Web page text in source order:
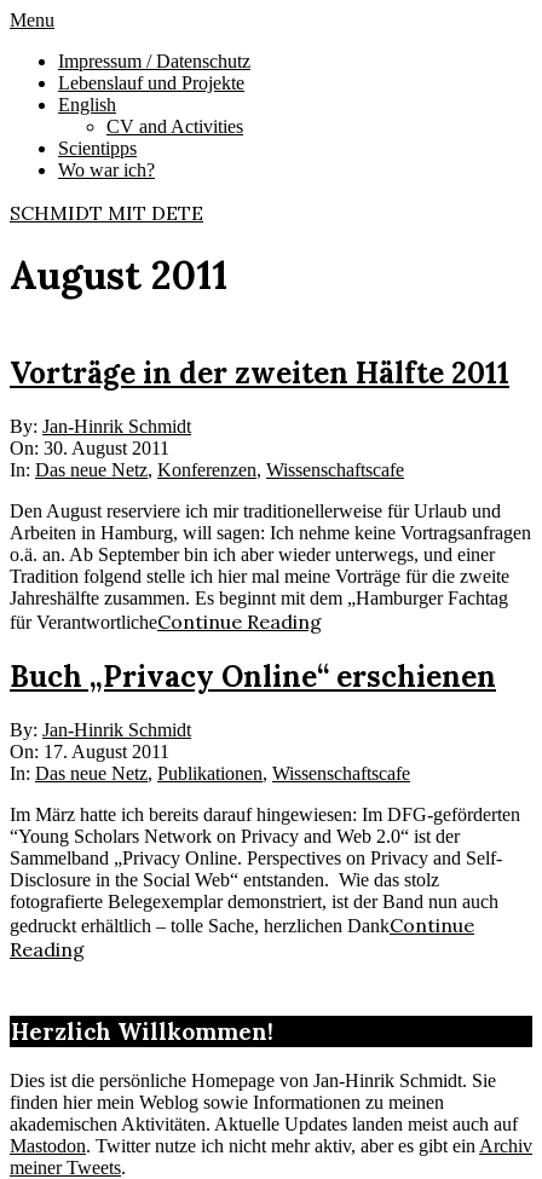
Skip
content
Primary
Menu
Menu
Impressum / Datenschutz
Lebenslauf und Projekte
English
CV and Activities
Scientipps
Wo war ich?
SCHMIDT MIT DETE
August 2011
Vorträge in der zweiten Hälfte 2011
2011-
08-
30
By: Jan-Hinrik Schmidt
On: 30. August 2011
In: Das neue Netz, Konferenzen, Wissenschaftscafe
Den August reserviere ich mir traditionellerweise für Urlaub und
Arbeiten in Hamburg, will sagen: Ich nehme keine Vortragsanfragen
o.ä. an. Ab September bin ich aber wieder unterwegs, und einer
Tradition folgend stelle ich hier mal meine Vorträge für die zweite
Jahreshälfte zusammen. Es beginnt mit dem „Hamburger Fachtag
für VerantwortlicheContinue Reading
Buch „Privacy Online“ erschienen
2011-
08-
17
By: Jan-Hinrik Schmidt
On: 17. August 2011
In: Das neue Netz, Publikationen, Wissenschaftscafe
Im März hatte ich bereits darauf hingewiesen: Im DFG-geförderten
“Young Scholars Network on Privacy and Web 2.0“ ist der
Sammelband „Privacy Online. Perspectives on Privacy and Self-
Disclosure in the Social Web“ entstanden. Wie das stolz
fotografierte Belegexemplar demonstriert, ist der Band nun auch
gedruckt erhältlich – tolle Sache, herzlichen DankContinue
Reading
Herzlich Willkommen!
Dies ist die persönliche Homepage von Jan-Hinrik Schmidt. Sie
finden hier mein Weblog sowie Informationen zu meinen
akademischen Aktivitäten. Aktuelle Updates landen meist auch auf
Mastodon. Twitter nutze ich nicht mehr aktiv, aber es gibt ein Archiv
meiner Tweets.